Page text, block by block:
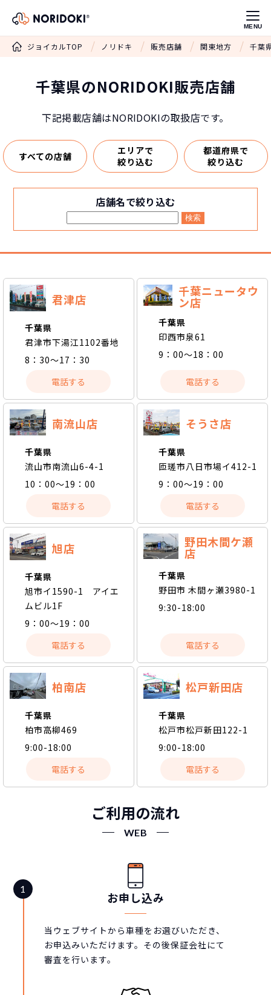
MENU
ジョイカルTOP ノリドキ 販売店舗 関東地方 千葉
千葉県のNORIDOKI販売店舗
下記掲載店舗はNORIDOKIの取扱店です。
すべての店舗
エリアで
絞り込む
都道府県で
絞り込む
店舗名で絞り込む
検索
君津店
千葉県
君津市下湯江1102番地
8：30～17：30
電話する
千葉ニュータウ
ン店
千葉県
印西市泉61
9：00～18：00
電話する
南流山店
千葉県
流山市南流山6-4-1
10：00～19：00
電話する
そうさ店
千葉県
匝瑳市八日市場イ412-1
9：00～19：00
電話する
旭店
千葉県
旭市イ1590-1 アイエ
ムビル1F
9：00～19：00
電話する
野田木間ケ瀬
店
千葉県
野田市 木間ヶ瀬3980-1
9:30-18:00
電話する
柏南店
千葉県
柏市高柳469
9:00-18:00
電話する
松戸新田店
千葉県
松戸市松戸新田122-1
9:00-18:00
電話する
ご利用の流れ
WEB
お申し込み
当ウェブサイトから車種をお選びいただき、
お申込みいただけます。その後保証会社にて
審査を行います。